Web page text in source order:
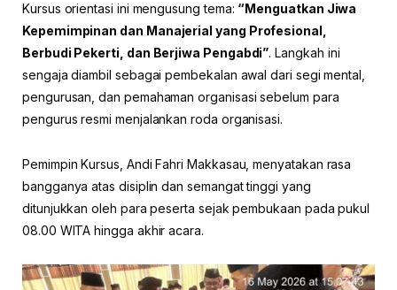
Kursus orientasi ini mengusung tema: “Menguatkan Jiwa
Kepemimpinan dan Manajerial yang Profesional,
Berbudi Pekerti, dan Berjiwa Pengabdi”. Langkah ini
sengaja diambil sebagai pembekalan awal dari segi mental,
pengurusan, dan pemahaman organisasi sebelum para
pengurus resmi menjalankan roda organisasi.
Pemimpin Kursus, Andi Fahri Makkasau, menyatakan rasa
bangganya atas disiplin dan semangat tinggi yang
ditunjukkan oleh para peserta sejak pembukaan pada pukul
08.00 WITA hingga akhir acara.